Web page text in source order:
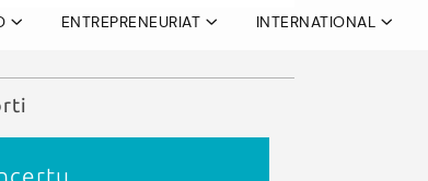
ENTREPRENEURIAT INTERNATIONAL